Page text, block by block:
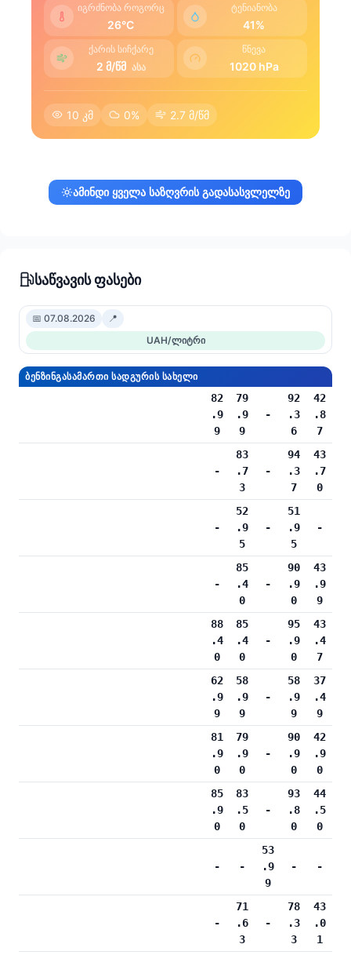
იგრძნობა როგორც
26°C
ტენიანობა
41%
ქარის სიჩქარე
2 მ/წმ ასა
წნევა
1020 hPa
10 კმ 0% 2.7 მ/წმ
ამინდი ყველა საზღვრის გადასასვლელზე
საწვავის ფასები
📅 07.08.2026
📍
UAH/ლიტრი
ᲑᲔᲜᲖᲘᲜᲒᲐᲡᲐᲛᲐᲠᲗᲘ ᲡᲐᲓᲒᲣᲠᲘᲡ ᲡᲐᲮᲔᲚᲘ
82
.9
9
79
.9
9
-
92
.3
6
42
.8
7
-
83
.7
3
-
94
.3
7
43
.7
0
-
52
.9
5
-
51
.9
5
-
-
85
.4
0
-
90
.9
0
43
.9
9
88
.4
0
85
.4
0
-
95
.9
0
43
.4
7
62
.9
9
58
.9
9
-
58
.9
9
37
.4
9
81
.9
0
79
.9
0
-
90
.9
0
42
.9
0
85
.9
0
83
.5
0
-
93
.8
0
44
.5
0
- -
53
.9
9
- -
-
71
.6
3
-
78
.3
3
43
.0
1